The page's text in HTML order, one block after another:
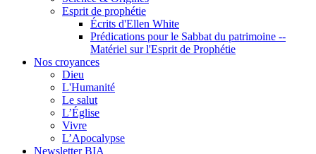
Esprit de prophétie
Écrits d'Ellen White
Prédications pour le Sabbat du patrimoine --
Matériel sur l'Esprit de Prophétie
Nos croyances
Dieu
L'Humanité
Le salut
L’Église
Vivre
L’Apocalypse
Newsletter BIA